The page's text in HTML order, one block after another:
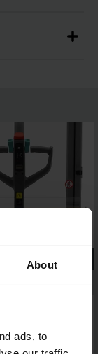
About
ads, to